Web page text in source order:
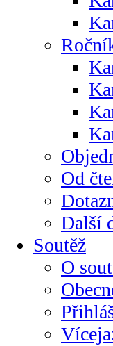
Od
Další
Soutěž
O